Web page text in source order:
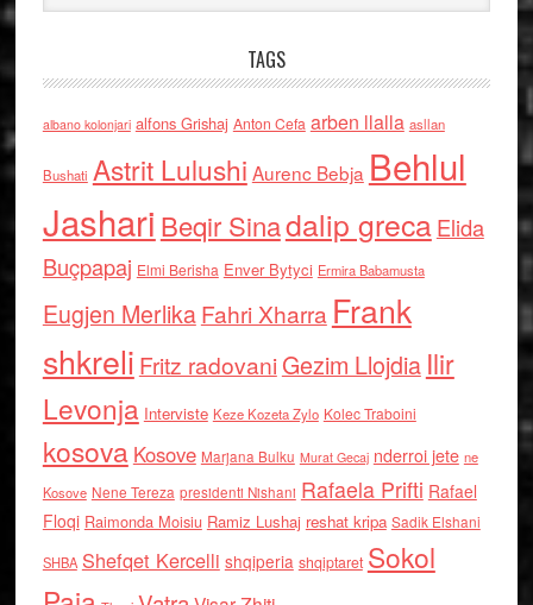
TAGS
albano kolonjari alfons Grishaj Anton Cefa arben llalla asllan
Bushati Astrit Lulushi Aurenc Bebja Behlul
Jashari Beqir Sinadalip grecaElida
Buçpapaj Elmi Berisha Enver Bytyci Ermira Babamusta
Eugjen MerlikaFahri Xharra Frank
shkreli Fritz radovaniGezim Llojdia Ilir
Levonja Interviste Keze Kozeta Zylo Kolec Traboini
kosova Kosove Marjana Bulku Murat Gecaj nderroi jete ne
Kosove Nene Tereza presidenti Nishani Rafaela Prifti Rafael
Floqi Raimonda Moisiu Ramiz Lushaj reshat kripa Sadik Elshani
SHBA Shefqet Kercelli shqiperia shqiptaret Sokol